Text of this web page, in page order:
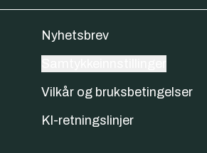
Nyhetsbrev
Vilkår og bruksbetingelser
KI-retningslinjer